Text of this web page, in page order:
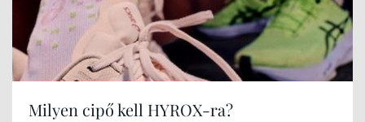
Milyen cipő kell HYROX-ra?